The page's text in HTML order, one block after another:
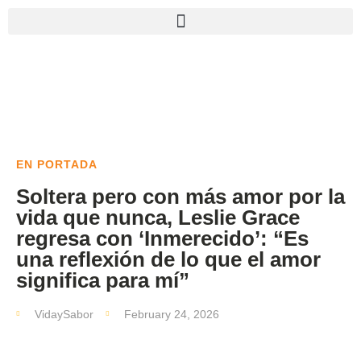
EN PORTADA
Soltera pero con más amor por la
vida que nunca, Leslie Grace
regresa con ‘Inmerecido’: “Es
una reflexión de lo que el amor
significa para mí”
VidaySabor February 24, 2026